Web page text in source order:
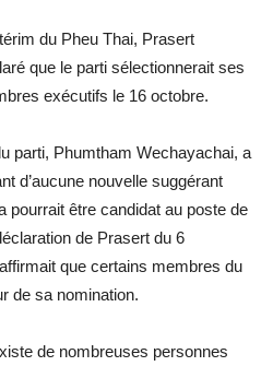
du Pheu Thai, Prasert
que le parti sélectionnerait ses
exécutifs le 16 octobre.
parti, Phumtham Wechayachai, a
d’aucune nouvelle suggérant
pourrait être candidat au poste de
de Prasert du 6
que certains membres du
de sa nomination.
de nombreuses personnes